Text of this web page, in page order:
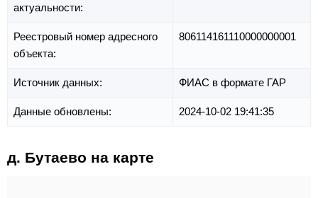
актуальности:
Реестровый номер адресного
объекта:
806114161110000000001
Источник данных: ФИАС в формате ГАР
Данные обновлены: 2024-10-02 19:41:35
д. Бутаево на карте